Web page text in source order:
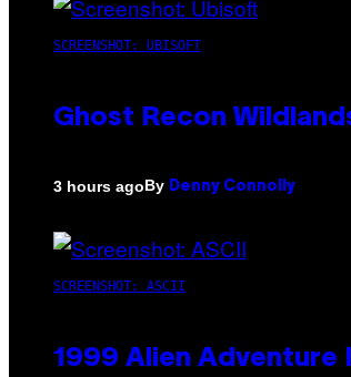
SCREENSHOT: UBISOFT
Ghost Recon
3 hours agoBy Denny Connolly
SCREENSHOT: ASCII
1999 Alien Adventure